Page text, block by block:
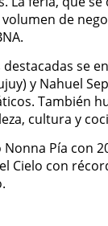
de
destacadas se
y Nahuel
También
cultura y
Nonna Pía con
Cielo con